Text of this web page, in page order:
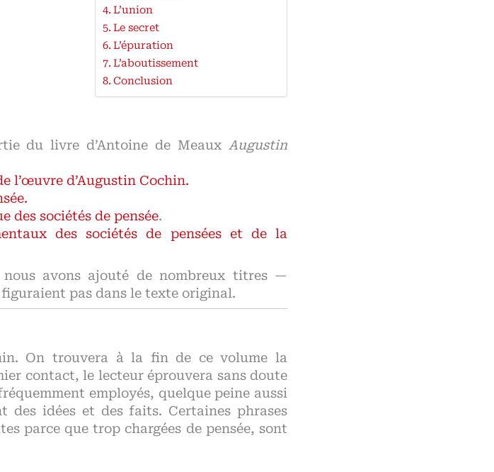
L’union
Le secret
L’épuration
L’aboutissement
Conclusion
du livre d’Antoine de Meaux Augustin
l’œuvre d’Augustin Cochin.
des sociétés de pensée.
des sociétés de pensées et de la
avons ajouté de nombreux titres —
pas dans le texte original.
On trouvera à la fin de ce volume la
contact, le lecteur éprouvera sans doute
employés, quelque peine aussi
des idées et des faits. Certaines phrases
parce que trop chargées de pensée, sont